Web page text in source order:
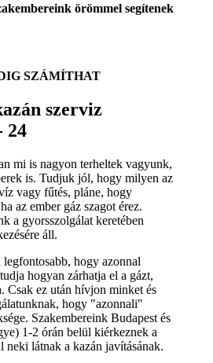
örömmel segítenek
SZÁMÍTHAT
szerviz
24
mi is nagyon terheltek vagyunk,
is. Tudjuk jól, hogy milyen az
vagy fűtés, pláne, hogy
az ember gáz szagot érez.
a gyorsszolgálat keretében
áll.
legfontosabb, hogy azonnal
hogyan zárhatja el a gázt,
Csak ez után hívjon minket és
hogy "azonnali"
Szakembereink Budapest és
1-2 órán belül kiérkeznek a
neki látnak a kazán javításának.